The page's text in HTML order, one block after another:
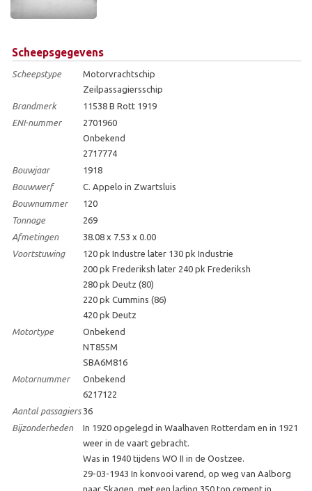
Scheepsgegevens
Scheepstype
Motorvrachtschip
Zeilpassagiersschip
Brandmerk
11538 B Rott 1919
ENI-nummer
2701960
Onbekend
2717774
Bouwjaar
1918
Bouwwerf
C. Appelo in Zwartsluis
Bouwnummer
120
Tonnage
269
Afmetingen
38.08 x 7.53 x 0.00
Voortstuwing
120 pk Industre later 130 pk Industrie
200 pk Frederiksh later 240 pk Frederiksh
280 pk Deutz (80)
220 pk Cummins (86)
420 pk Deutz
Motortype
Onbekend
NT855M
SBA6M816
Motornummer
Onbekend
6217122
Aantal passagiers 36
Bijzonderheden
In 1920 opgelegd in Waalhaven Rotterdam en in 1921
weer in de vaart gebracht.
Was in 1940 tijdens WO II in de Oostzee.
29-03-1943 In konvooi varend, op weg van Aalborg
naar Skagen, met een lading 350 ton cement in